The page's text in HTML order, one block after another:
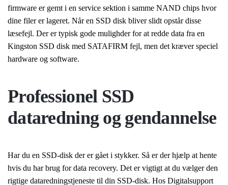
firmware er gemt i en service sektion i samme NAND chips hvor
dine filer er lageret. Når en SSD disk bliver slidt opstår disse
læsefejl. Der er typisk gode mulighder for at redde data fra en
Kingston SSD disk med SATAFIRM fejl, men det kræver speciel
hardware og software.
Professionel SSD
dataredning og gendannelse
Har du en SSD-disk der er gået i stykker. Så er der hjælp at hente
hvis du har brug for data recovery. Det er vigtigt at du vælger den
rigtige dataredningstjeneste til din SSD-disk. Hos Digitalsupport